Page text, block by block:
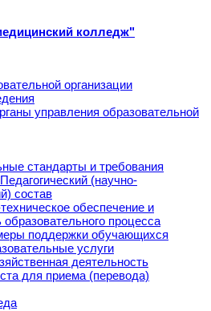
колледж"
организации
управления образовательной
стандарты и требования
(научно-
состав
обеспечение и
процесса
поддержки обучающихся
услуги
деятельность
для приема (перевода)